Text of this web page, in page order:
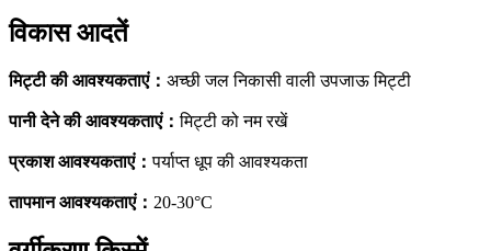
विकास आदतें
मिट्टी की आवश्यकताएं： अच्छी जल निकासी वाली उपजाऊ मिट्टी
पानी देने की आवश्यकताएं：मिट्टी को नम रखें
प्रकाश आवश्यकताएं：पर्याप्त धूप की आवश्यकता
तापमान आवश्यकताएं： 20-30°C